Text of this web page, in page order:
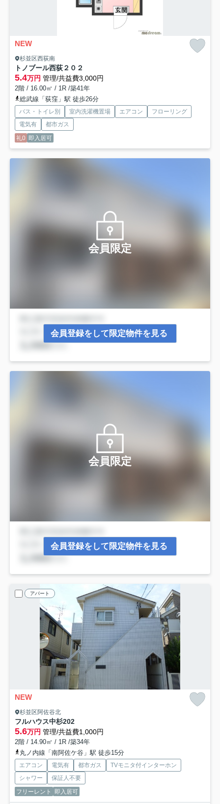
NEW
杉並区西荻南
トノブール西荻２０２
5.4万円 管理/共益費3,000円
2階 / 16.00㎡ / 1R /築41年
総武線「荻窪」駅 徒歩26分
バス・トイレ別 室内洗濯機置場 エアコン
フローリング
電気有
都市ガス
礼0 即入居可
会員限定
会員登録をして限定物件を見る
会員限定
会員登録をして限定物件を見る
アパート
NEW
杉並区阿佐谷北
フルハウス中杉202
5.6万円 管理/共益費1,000円
2階 / 14.90㎡ / 1R /築34年
丸ノ内線「南阿佐ケ谷」駅 徒歩15分
エアコン 電気有 都市ガス
TVモニタ付インターホン
シャワー
保証人不要
フリーレント
即入居可